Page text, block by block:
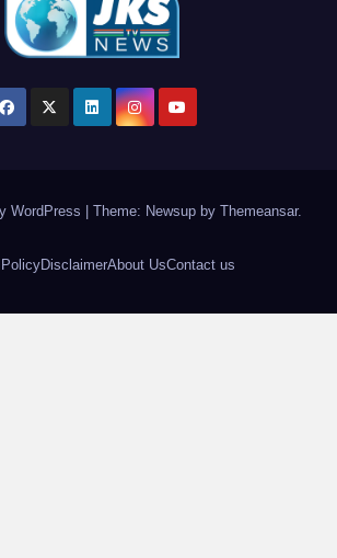
WordPress Theme: Newsup by Themeansar.
DisclaimerAbout UsContact us